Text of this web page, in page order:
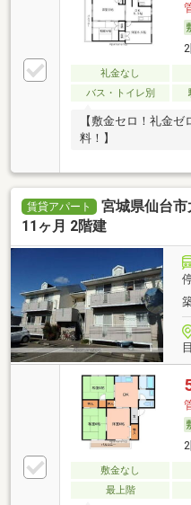
礼金なし
バス・トイレ別
【敷金セロ！礼金
料！】
賃貸アパート
宮城県仙台
11ヶ月 2階建
目
敷金なし
最上階